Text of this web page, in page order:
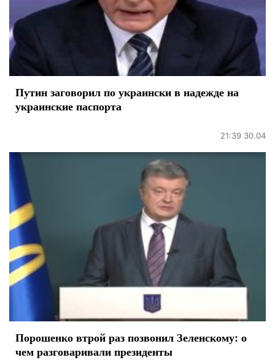
Путин заговорил по украински в надежде на
украинские паспорта
21:39 30.04
Порошенко втрой раз позвонил Зеленскому: о
чем разговаривали президенты